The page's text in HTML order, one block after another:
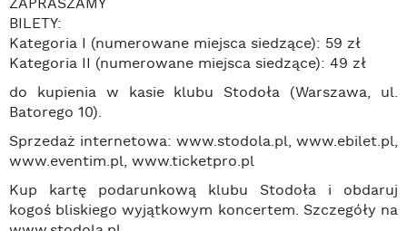
ZAPRASZAMY
BILETY:
Kategoria I (numerowane miejsca siedzące): 59 zł
Kategoria II (numerowane miejsca siedzące): 49 zł
do kupienia w kasie klubu Stodoła (Warszawa, ul.
Batorego 10).
Sprzedaż internetowa: www.stodola.pl, www.ebilet.pl,
www.eventim.pl, www.ticketpro.pl
Kup kartę podarunkową klubu Stodoła i obdaruj
kogoś bliskiego wyjątkowym koncertem. Szczegóły na